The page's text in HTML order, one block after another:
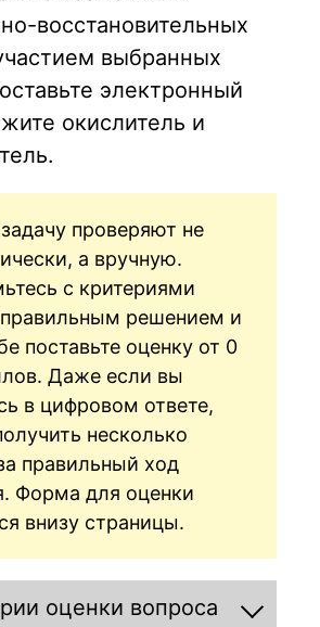
восстановительных
выбранных
электронный
окислитель и
проверяют не
а вручную.
с критериями
решением и
поставьте оценку от 0
Даже если вы
в цифровом ответе,
несколько
правильный ход
Форма для оценки
внизу страницы.
оценки вопроса